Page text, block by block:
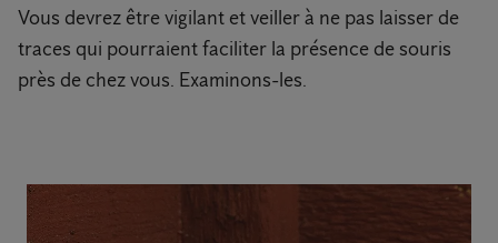
Vous devrez être vigilant et veiller à ne pas laisser de
traces qui pourraient faciliter la présence de souris
près de chez vous. Examinons-les.